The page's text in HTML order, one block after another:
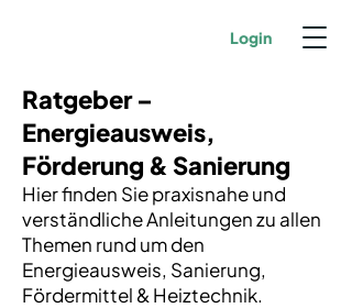
Login
Ratgeber –
Energieausweis,
Förderung & Sanierung
Hier finden Sie praxisnahe und
verständliche Anleitungen zu allen
Themen rund um den
Energieausweis, Sanierung,
Fördermittel & Heiztechnik.